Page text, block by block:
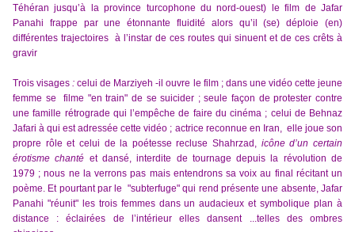
Téhéran jusqu’à la province turcophone du nord-ouest) le film de Jafar
Panahi frappe par une étonnante fluidité
alors qu’il (se) déploie (en)
différentes trajectoires à l’instar de ces routes qui sinuent et de ces crêts à
gravir
Trois visages:celui de Marziyeh -il ouvre le film ; dans une vidéo cette jeune
femme se filme "en train" de se suicider ; seule façon de protester contre
une famille rétrograde qui l’empêche de faire du cinéma ; celui de Behnaz
Jafari à qui est adressée cette vidéo ; actrice reconnue en Iran, elle joue son
propre rôle et celui de la poétesse recluseShahrzad , icône d’un certain
érotisme chanté et dansé, interdite de tournage depuis la révolution de
1979 ;nous ne la verrons pas mais entendrons sa voix au final récitant un
poème. Et pourtant par le "subterfuge"qui rend présente une absente,Jafar
Panahi "réunit" les trois femmes dans un audacieux et symbolique plan à
distance : éclairées de l’intérieur elles dansent ...telles des ombres